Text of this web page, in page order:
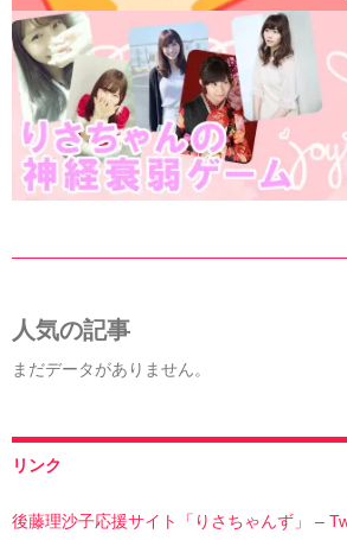
人気の記事
まだデータがありません。
リンク
後藤理沙子応援サイト「りさちゃんず」 –